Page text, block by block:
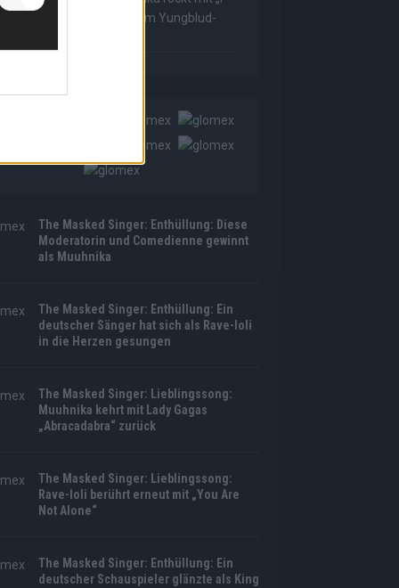
Made For Loving You“ im Yungblud-
The Masked Singer: Enthüllung: Diese
Moderatorin und Comedienne gewinnt
als Muuhnika
The Masked Singer: Enthüllung: Ein
deutscher Sänger hat sich als Rave-Ioli
in die Herzen gesungen
The Masked Singer: Lieblingssong:
Muuhnika kehrt mit Lady Gagas
„Abracadabra“ zurück
The Masked Singer: Lieblingssong:
Rave-Ioli berührt erneut mit „You Are
Not Alone“
The Masked Singer: Enthüllung: Ein
deutscher Schauspieler glänzte als King